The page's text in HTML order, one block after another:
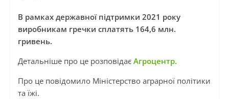
В рамках державної підтримки 2021 року
виробникам гречки сплатять 164,6 млн.
гривень.
Детальніше про це розповідає Агроцентр.
Про це повідомило Міністерство аграрної політики
та їжі.